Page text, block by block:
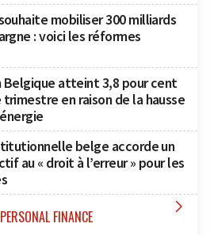
mobiliser 300 milliards
: voici les réformes
Belgique atteint 3,8 pour cent
en raison de la hausse
belge accorde un
au « droit à l’erreur » pour les
FINANCE 